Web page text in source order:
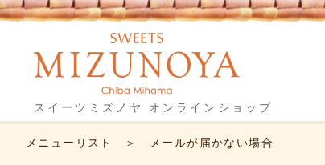
スイーツミズノヤ オンラインショップ
メニューリスト ＞ メールが届かない場合